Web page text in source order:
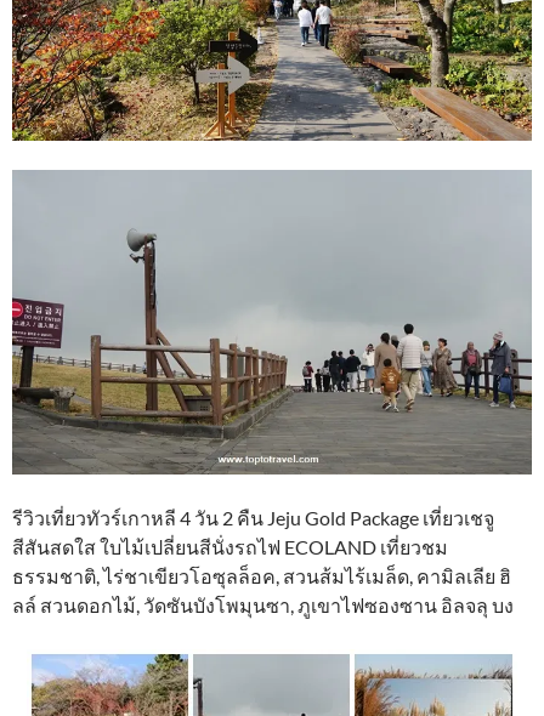
รีวิวเที่ยวทัวร์เกาหลี 4 วัน 2 คืน Jeju Gold Package เที่ยวเชจู
สีสันสดใส ใบไม้เปลี่ยนสีนั่งรถไฟ ECOLAND เที่ยวชม
ธรรมชาติ, ไร่ชาเขียวโอซุลล็อค, สวนส้มไร้เมล็ด, คามิลเลีย ฮิ
ลล์ สวนดอกไม้, วัดซันบังโพมุนซา, ภูเขาไฟซองซาน อิลจลุ บง